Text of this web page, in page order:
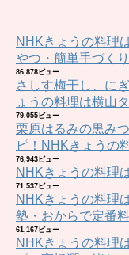
NHKきょうの料理
やつ・簡単手づくり
86,878ビュー
さしす梅干し、に
ょうの料理は横山
79,055ビュー
栗原はるみの黒み
ピ！NHKきょうの
76,943ビュー
NHKきょうの料理
71,537ビュー
NHKきょうの料理
塾・おからで定番
61,167ビュー
NHKきょうの料理